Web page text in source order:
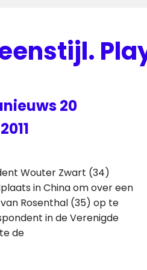
20
Wouter Zwart (34)
in China om over een
Rosenthal (35) op te
in de Verenigde
de